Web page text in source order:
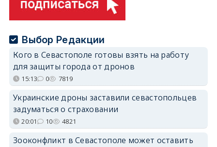
Выбор Редакции
Кого в Севастополе готовы взять на работу
для защиты города от дронов
15:13 0 7819
Украинские дроны заставили севастопольцев
задуматься о страховании
20:01 10 4821
Зооконфликт в Севастополе может оставить